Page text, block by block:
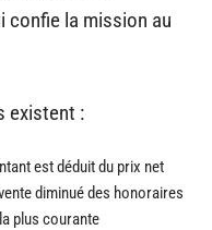
confie la mission au
existent :
est déduit du prix net
diminué des honoraires
plus courante